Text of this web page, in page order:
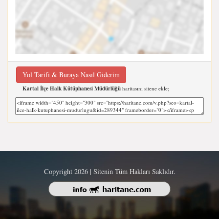
Yol Tarifi & Buraya Nasıl Giderim
Kartal İlçe Halk Kütüphanesi Müdürlüğü haritasını sitene ekle;
Copyright 2026 | Sitenin Tüm Hakları Saklıdır.